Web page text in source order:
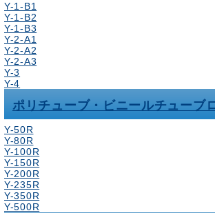
Y-1-B1
Y-1-B2
Y-1-B3
Y-2-A1
Y-2-A2
Y-2-A3
Y-3
Y-4
ポリチューブ・ビニールチューブ
Y-50R
Y-80R
Y-100R
Y-150R
Y-200R
Y-235R
Y-350R
Y-500R